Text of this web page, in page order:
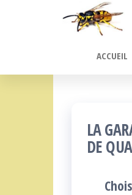
ACCUEIL
LA
DE